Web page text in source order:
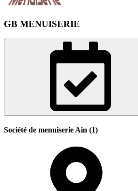
GB MENUISERIE
Société de menuiserie Ain (1)